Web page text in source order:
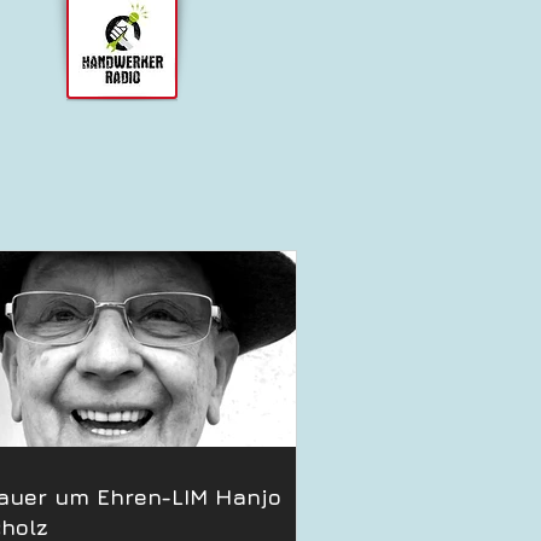
um Ehren-LIM Hanjo